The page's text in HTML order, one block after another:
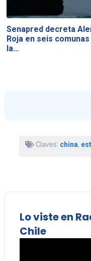
Senapred decreta
Roja en seis comunas
la…
Claves: china,
Lo viste en
Chile